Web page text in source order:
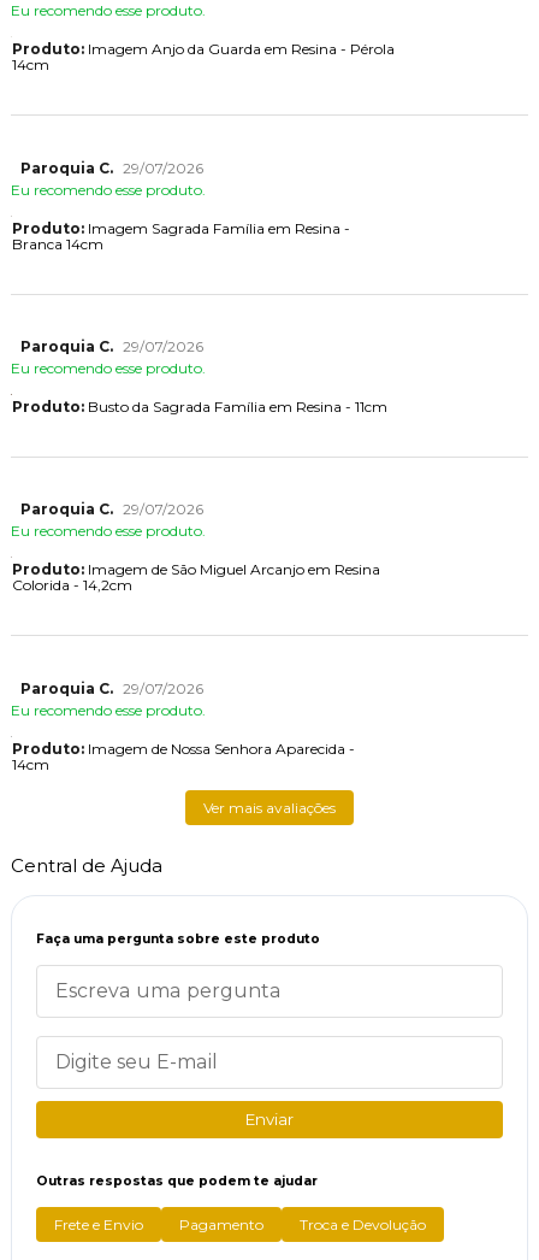
Eu recomendo esse produto.
Produto:Imagem Anjo da Guarda em Resina - Pérola
14cm
Paroquia C. 29/07/2026
Eu recomendo esse produto.
Produto:Imagem Sagrada Família em Resina -
Branca 14cm
Paroquia C. 29/07/2026
Eu recomendo esse produto.
Produto:Busto da Sagrada Família em Resina - 11cm
Paroquia C. 29/07/2026
Eu recomendo esse produto.
Produto:Imagem de São Miguel Arcanjo em Resina
Colorida - 14,2cm
Paroquia C. 29/07/2026
Eu recomendo esse produto.
Produto:Imagem de Nossa Senhora Aparecida -
14cm
Ver mais avaliações
Central de Ajuda
Faça uma pergunta sobre este produto
Enviar
Outras respostas que podem te ajudar
Frete e Envio Pagamento Troca e Devolução